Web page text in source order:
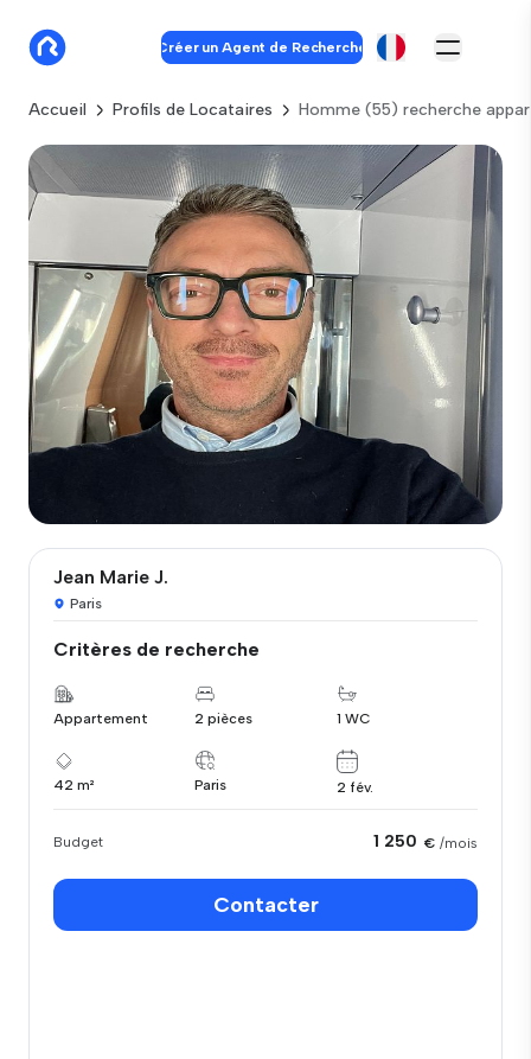
Créer un Agent de Recherche
Accueil Profils de Locataires Homme (55) recherche
Jean Marie J.
Paris
Critères de recherche
Appartement 2 pièces 1 WC
42 m² Paris 2 fév.
Budget 1 250 € /mois
Contacter